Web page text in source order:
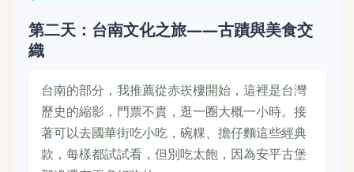
第二天：台南文化之旅——古蹟與美食交
織
台南的部分，我推薦從赤崁樓開始，這裡是台灣
歷史的縮影，門票不貴，逛一圈大概一小時。接
著可以去國華街吃小吃，碗粿、擔仔麵這些經典
款，每樣都試試看，但別吃太飽，因為安平古堡